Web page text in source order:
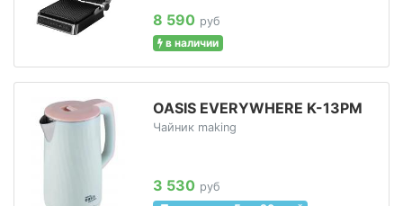
8 590 руб
в наличии
OASIS EVERYWHERE K-13PM
Чайник making
3 530 руб